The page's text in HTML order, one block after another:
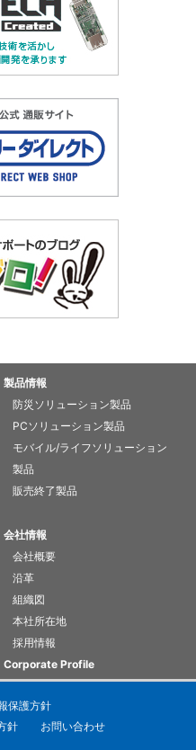
製品情報
防災ソリューション製品
PCソリューション製品
モバイル/ライフソリューション
製品
販売終了製品
会社情報
会社概要
沿革
組織図
本社所在地
採用情報
Corporate Profile
保護方針
針
お問い合わせ